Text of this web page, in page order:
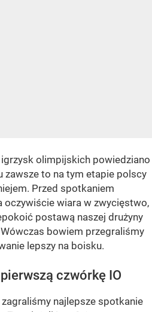
olimpijskich powiedziano
zawsze to na tym etapie polscy
Przed spotkaniem
oczywiście wiara w zwycięstwo,
postawą naszej drużyny
bowiem przegraliśmy
lepszy na boisku.
czwórkę IO
zagraliśmy najlepsze spotkanie